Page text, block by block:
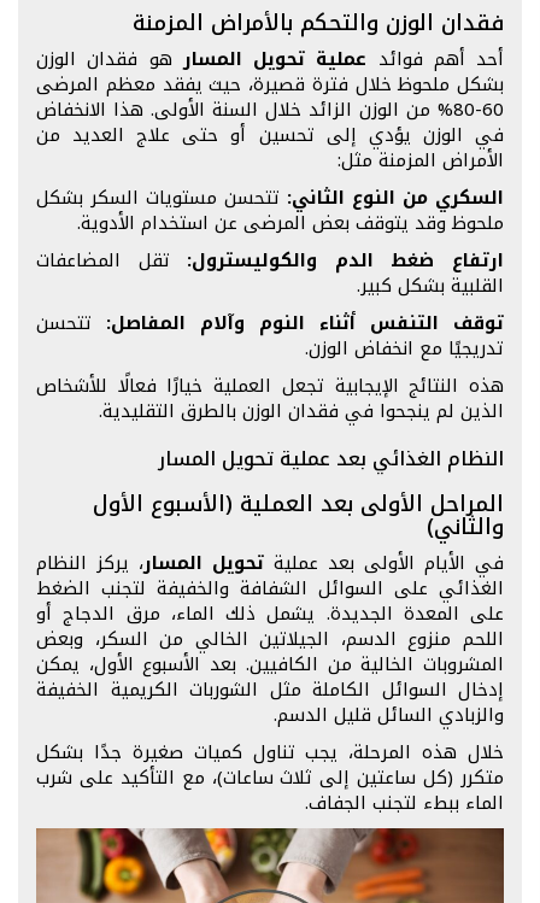
فقدان الوزن والتحكم بالأمراض المزمنة
أحد أهم فوائد عملية تحويل المسار هو فقدان الوزن
بشكل ملحوظ خلال فترة قصيرة، حيث يفقد معظم المرضى
60-80% من الوزن الزائد خلال السنة الأولى. هذا الانخفاض
في الوزن يؤدي إلى تحسين أو حتى علاج العديد من
الأمراض المزمنة مثل:
السكري من النوع الثاني: تتحسن مستويات السكر بشكل
ملحوظ وقد يتوقف بعض المرضى عن استخدام الأدوية.
ارتفاع ضغط الدم والكوليسترول: تقل المضاعفات
القلبية بشكل كبير.
توقف التنفس أثناء النوم وآلام المفاصل: تتحسن
تدريجيًا مع انخفاض الوزن.
هذه النتائج الإيجابية تجعل العملية خيارًا فعالًا للأشخاص
الذين لم ينجحوا في فقدان الوزن بالطرق التقليدية.
النظام الغذائي بعد عملية تحويل المسار
المراحل الأولى بعد العملية (الأسبوع الأول
والثاني)
في الأيام الأولى بعد عملية تحويل المسار، يركز النظام
الغذائي على السوائل الشفافة والخفيفة لتجنب الضغط
على المعدة الجديدة. يشمل ذلك الماء، مرق الدجاج أو
اللحم منزوع الدسم، الجيلاتين الخالي من السكر، وبعض
المشروبات الخالية من الكافيين. بعد الأسبوع الأول، يمكن
إدخال السوائل الكاملة مثل الشوربات الكريمية الخفيفة
والزبادي السائل قليل الدسم.
خلال هذه المرحلة، يجب تناول كميات صغيرة جدًا بشكل
متكرر (كل ساعتين إلى ثلاث ساعات)، مع التأكيد على شرب
الماء ببطء لتجنب الجفاف.